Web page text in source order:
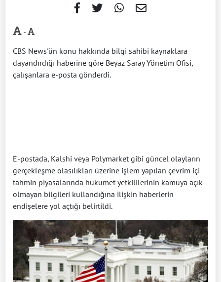
-
CBS News'ün konu hakkında bilgi sahibi kaynaklara
dayandırdığı haberine göre Beyaz Saray Yönetim Ofisi,
çalışanlara e-posta gönderdi.
E-postada, Kalshi veya Polymarket gibi güncel olayların
gerçekleşme olasılıkları üzerine işlem yapılan çevrim içi
tahmin piyasalarında hükümet yetkililerinin kamuya açık
olmayan bilgileri kullandığına ilişkin haberlerin
endişelere yol açtığı belirtildi.